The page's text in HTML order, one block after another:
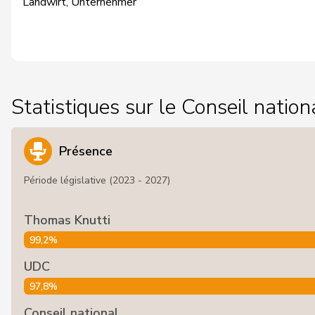
Statistiques sur le Conseil
Présence
Période législative (2023 - 2027)
Thomas Knutti
99,2%
UDC
97,8%